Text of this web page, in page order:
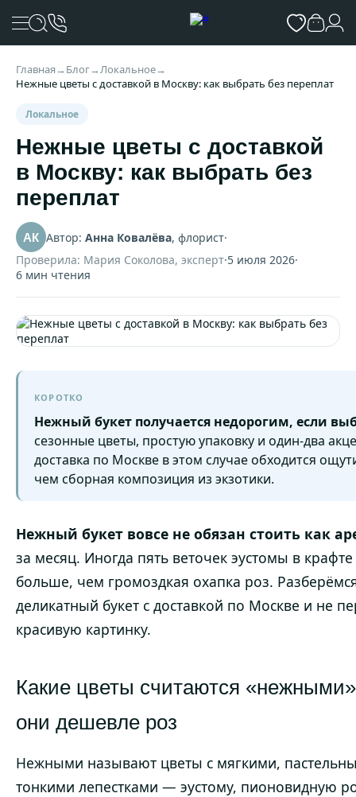
Главная→ Блог→Локальное→
Нежные цветы с доставкой в Москву: как выбрать без переплат
Локальное
Нежные цветы с доставкой
в Москву: как выбрать без
переплат
АК Автор: Анна Ковалёва, флорист·
Проверила: Мария Соколова, эксперт·5 июля 2026·
6 мин чтения
КОРОТКО
Нежный букет получается недорогим, если
сезонные цветы, простую упаковку и один-два
доставка по Москве в этом случае обходится
чем сборная композиция из экзотики.
Нежный букет вовсе не обязан стоить как
за месяц. Иногда пять веточек эустомы в
больше, чем громоздкая охапка роз.
деликатный букет с доставкой по Москве и не
красивую картинку.
Какие цветы считаются
они дешевле роз
Нежными называют цветы с мягкими,
тонкими лепестками — эустому, пионовидную